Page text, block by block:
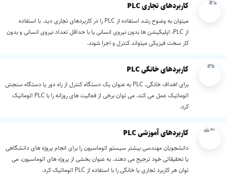
کاربردهای تجاری PLC
میتوان به وضوح رشد استفاده از PLC را در کاربردهای تجاری دید. با استفاده
از PLC، اپلیکیشن ها بدون نیروی انسانی یا با حداقل تعداد نیروی انسانی و بدون
کار سخت فیزیکی میتواند کنترل و اجرا شوند.
کاربردهای خانگی PLC
برای اهداف خانگی، PLC به عنوان یک دستگاه کنترل از راه دور یا دستگاه سنجش
اتوماتیک عمل می کند. می توان برخی از فعالیت های روزانه را با PLC اتوماتیک
کرد.
کاربردهای آموزشی PLC
دانشجویان مهندسی بیشتر سیستم اتوماسیون را برای انجام پروژه های دانشگاهی
یا تحقیقاتی خود ترجیح می دهند. به عنوان بخشی از پروژه های اتوماسیون، می
توان هر کاربرد تجاری یا خانگی را با استفاده از PLC اتوماتیک کرد.